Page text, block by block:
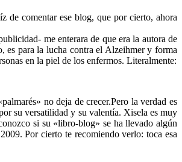
de comentar ese blog, que por cierto, ahora
me enterara de que era la autora de
es para la lucha contra el Alzeihmer y forma
en la piel de los enfermos. Literalmente:
no deja de crecer.Pero la verdad es
su versatilidad y su valentía. Xisela es muy
si su «libro-blog» se ha llevado algún
Por cierto te recomiendo verlo: toca esa